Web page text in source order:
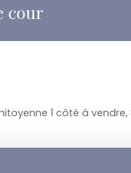
cour
1 côté à